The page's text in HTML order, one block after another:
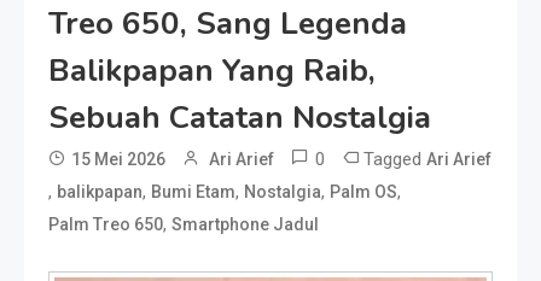
Treo 650, Sang Legenda
Balikpapan Yang Raib,
Sebuah Catatan Nostalgia
15 Mei 2026 Ari Arief 0 Tagged Ari Arief
, balikpapan, Bumi Etam, Nostalgia, Palm OS,
Palm Treo 650, Smartphone Jadul